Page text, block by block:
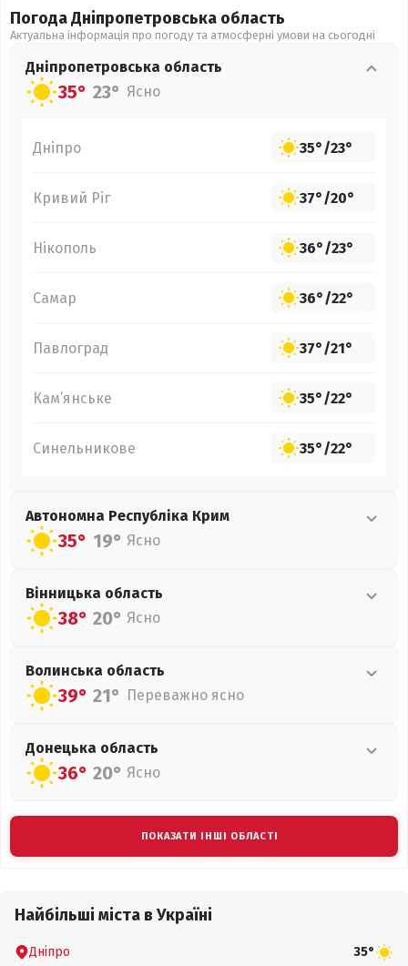
Погода Дніпропетровська область
Актуальна інформація про погоду та атмосферні умови на сьогодні
Дніпропетровська область
35° 23° Ясно
Дніпро 35°/23°
Кривий Ріг 37°/20°
Нікополь 36°/23°
Самар 36°/22°
Павлоград 37°/21°
Кам’янське 35°/22°
Синельникове 35°/22°
Автономна Республіка Крим
35° 19° Ясно
Вінницька область
38° 20° Ясно
Волинська область
39° 21° Переважно ясно
Донецька область
36° 20° Ясно
ПОКАЗАТИ ІНШІ ОБЛАСТІ
Найбільші міста в Україні
Дніпро 35°